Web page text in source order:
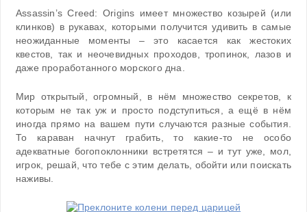
Assassin’s Creed: Origins имеет множество козырей (или
клинков) в рукавах, которыми получится удивить в самые
неожиданные моменты – это касается как жестоких
квестов, так и неочевидных проходов, тропинок, лазов и
даже проработанного морского дна.
Мир открытый, огромный, в нём множество секретов, к
которым не так уж и просто подступиться, а ещё в нём
иногда прямо на вашем пути случаются разные события.
То караван начнут грабить, то какие-то не особо
адекватные богопоклонники встретятся – и тут уже, мол,
игрок, решай, что тебе с этим делать, обойти или поискать
наживы.